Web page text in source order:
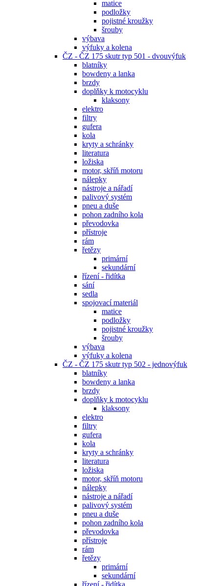
matice
podložky
pojistné kroužky
šrouby
výbava
výfuky a kolena
ČZ - ČZ 175 skutr typ 501 - dvouvýfuk
blatníky
bowdeny a lanka
brzdy
doplňky k motocyklu
klaksony
elektro
filtry
gufera
kola
kryty a schránky
literatura
ložiska
motor, skříň motoru
nálepky
nástroje a nářadí
palivový systém
pneu a duše
pohon zadního kola
převodovka
přístroje
rám
řetězy
primární
sekundární
řízení - řidítka
sání
sedla
spojovací materiál
matice
podložky
pojistné kroužky
šrouby
výbava
výfuky a kolena
ČZ - ČZ 175 skutr typ 502 - jednovýfuk
blatníky
bowdeny a lanka
brzdy
doplňky k motocyklu
klaksony
elektro
filtry
gufera
kola
kryty a schránky
literatura
ložiska
motor, skříň motoru
nálepky
nástroje a nářadí
palivový systém
pneu a duše
pohon zadního kola
převodovka
přístroje
rám
řetězy
primární
sekundární
řízení - řidítka